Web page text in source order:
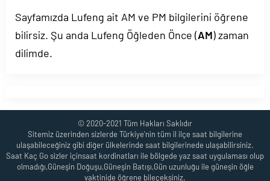
Sayfamızda Lufeng ait AM ve PM bilgilerini öğrene
bilirsiz. Şu anda Lufeng Öğleden Önce (AM) zaman
dilimde.
© 2020-2021 Tüm Hakları Saklıdır
Sitemiz üzerinden sizlerde Türkiye'nin tüm il ilçe saat bilgilerine
ulaşabileceğiniz gibi diğer ülkelerinde saat bilgilerinede ulaşabilirsiniz.
Saat Kaç Go sizler içinsaat kordinatları ile bölgede yaz saat uygulaması olup
olmadığı,Güneşin Doğuşu,Güneşin Batışı,Gün uzunluğu ile güneşin öğle
vaktinide öğrene bileçeksiniz.